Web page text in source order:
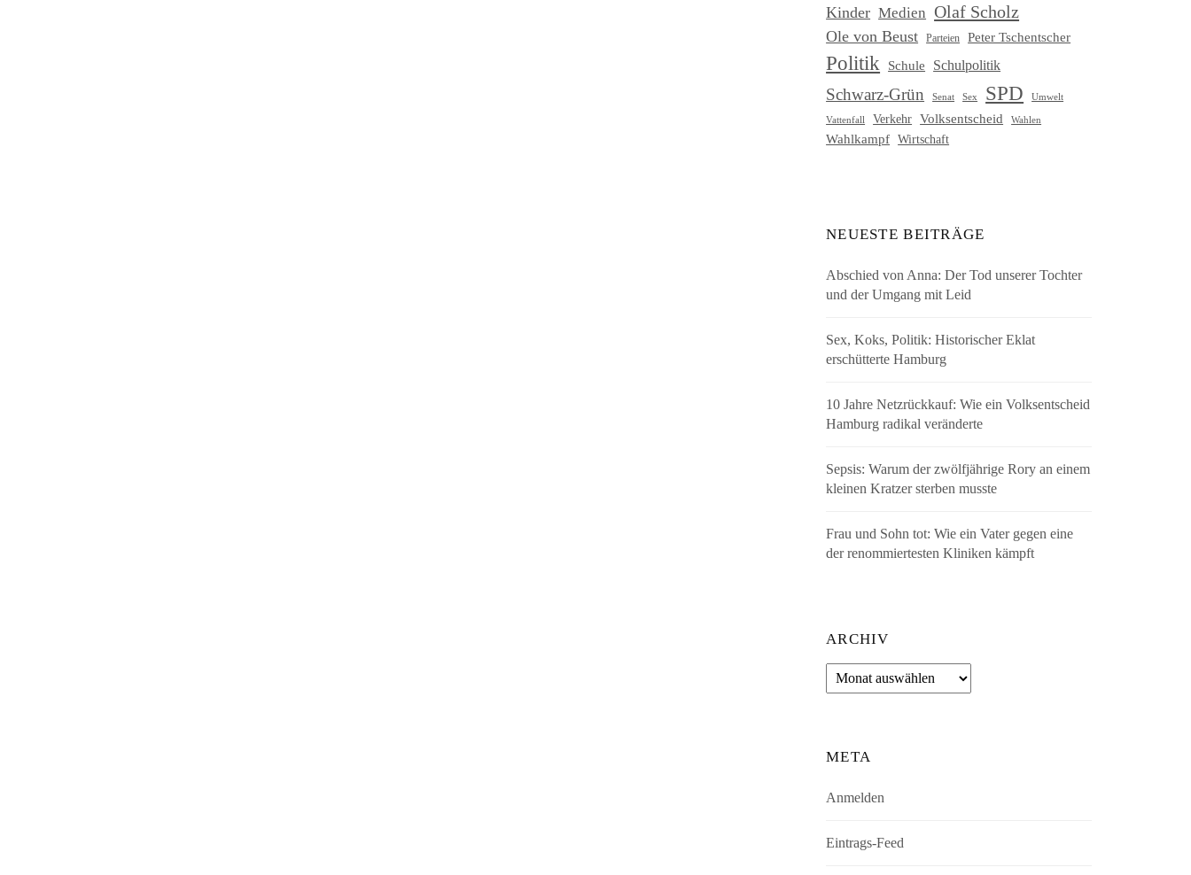
Kinder Medien Olaf Scholz
Ole von Beust Parteien Peter Tschentscher
Politik Schule Schulpolitik
Schwarz-Grün Senat Sex SPD Umwelt
Vattenfall Verkehr Volksentscheid Wahlen
Wahlkampf Wirtschaft
NEUESTE BEITRÄGE
Abschied von Anna: Der Tod unserer Tochter
und der Umgang mit Leid
Sex, Koks, Politik: Historischer Eklat
erschütterte Hamburg
10 Jahre Netzrückkauf: Wie ein Volksentscheid
Hamburg radikal veränderte
Sepsis: Warum der zwölfjährige Rory an einem
kleinen Kratzer sterben musste
Frau und Sohn tot: Wie ein Vater gegen eine
der renommiertesten Kliniken kämpft
ARCHIV
Archiv
META
Anmelden
Eintrags-Feed